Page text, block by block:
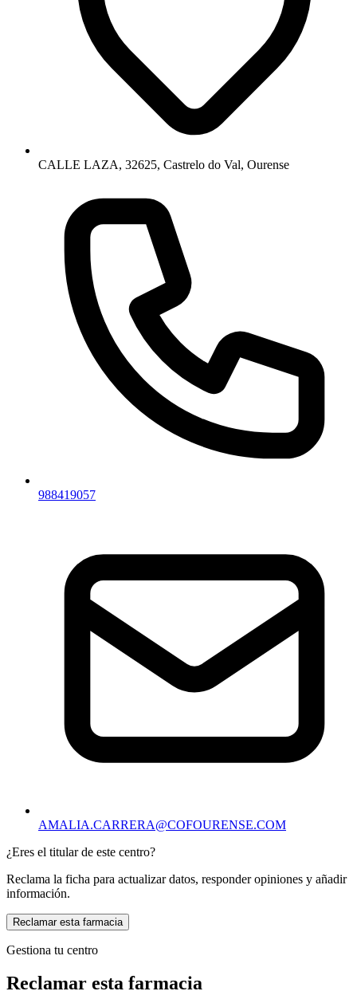
CALLE LAZA, 32625, Castrelo do Val, Ourense
988419057
AMALIA.CARRERA@COFOURENSE.COM
¿Eres el titular de este centro?
Reclama la ficha para actualizar datos, responder opiniones y añadir
información.
Reclamar esta farmacia
Gestiona tu centro
Reclamar esta farmacia